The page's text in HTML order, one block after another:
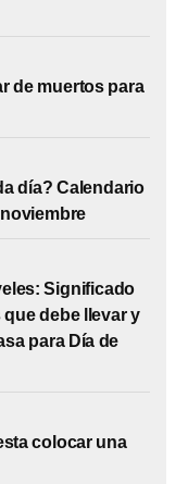
de muertos para
día? Calendario
Significado
debe llevar y
para Día de
colocar una